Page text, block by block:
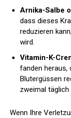
Arnika-Salbe
dass dieses
reduzieren
wird.
Vitamin-K-
fanden heraus,
Blutergüssen
zweimal täglich
Wenn Ihre